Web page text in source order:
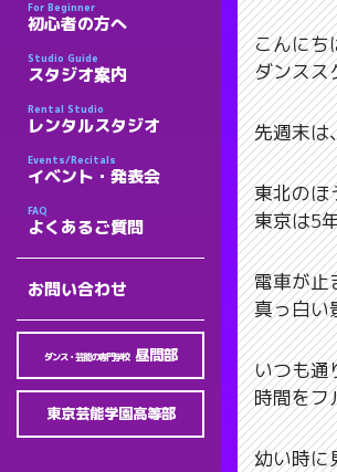
For Beginner
初心者の方へ
Studio Guide
スタジオ案内
Rental Studio
レンタルスタジオ
Events/Recitals
イベント・発表会
FAQ
よくあるご質問
お問い合わせ
ダンス・芸能の専門学校 昼間部
東京芸能学園高等部
こんにち
ダンスス
先週末は
東北のほ
東京は5
電車が止
真っ白い
いつも通
時間をフ
幼い時に